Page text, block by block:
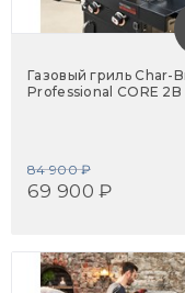
Газовый гриль Char-
Professional CORE 2B
84 900 ₽
69 900 ₽